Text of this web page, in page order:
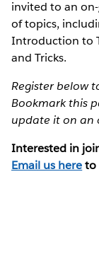
invited to an
of topics,
Introduction to
and Tricks.
Register below
Bookmark this
update it on an
Interested in
Email us hereto